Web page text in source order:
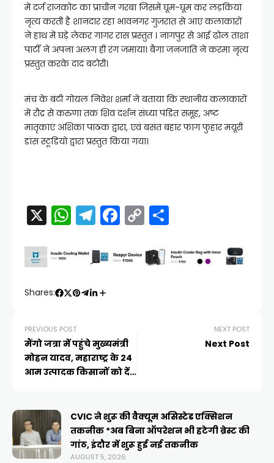
में दर्ज राजकोट का प्राचीन गरबा जिसमें घूम-घूम कर लड़कियां
नृत्य करती है शानदार रहा भावनगर गुजरात से आए कलाकारों
ने हाथ में घड़े लेकर गागर रास प्रस्तुत । नागपुर से आई ढोल ताशा
पार्टी ने अपना अलग ही रंग जमाया। बैगा जनजाति ने करमा नृत्य
प्रस्तुत करके दाद बटोरी।
मंच के बंटी गोयल निवेश शर्मा ने बताया कि स्थानीय कलाकारों
में रौद्र से करुणा तक शिव दर्शन संध्या पंडित समूह, अष्ट
मातृकाएं अंशिका पाठक द्वारा, एवं बसंत बहार फाग फुहार मयूरी
डांस स्टूडियो द्वारा प्रस्तुत किया गया।
X W
h
a
A
p
T
el
e
a
F
a
c
o
k
C
o
p
y
ar
Shares:
PREVIOUS POST
मैंगो जत्रा में पहुंचे मुख्यमंत्री
मोहन यादव, महाराष्ट्र के 24
आम उत्पादक किसानों को देंगे
NEXT POST
Next Post
CVIC ने शुरू की वैक्यूम असिस्टेड एक्सिशन
तकनीक *अब बिना ऑपरेशन भी हटेगी ब्रेस्ट की
गांठ, इंदौर में शुरू हुई नई तकनीक
AUGUST 5, 2026